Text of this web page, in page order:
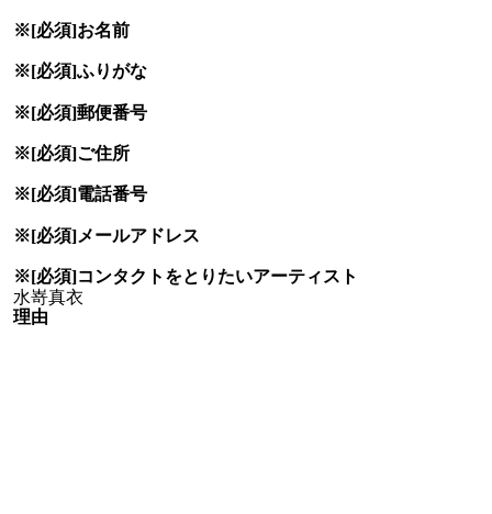
※[必須]お名前
※[必須]ふりがな
※[必須]郵便番号
※[必須]ご住所
※[必須]電話番号
※[必須]メールアドレス
※[必須]コンタクトをとりたいアーティスト
理由